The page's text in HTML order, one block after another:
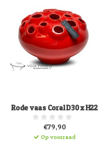
Rode vaas Coral D30 x H22
€79,90
Op voorraad